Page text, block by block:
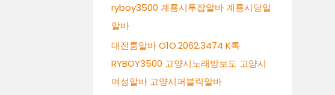
ryboy3500 계룡시투잡알바 계룡시당일
알바
대전룸알바 O1O.2062.3474 K톡
RYBOY3500 고양시노래방보도 고양시
여성알바 고양시퍼블릭알바